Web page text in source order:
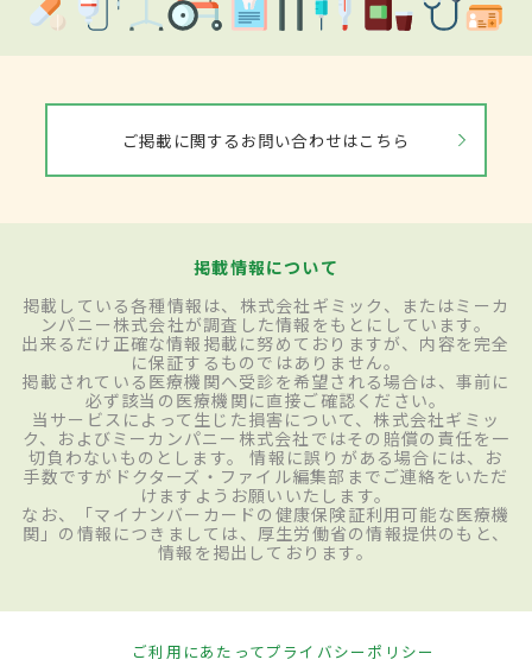
ご掲載に関するお問い合わせはこちら
掲載情報について
掲載している各種情報は、株式会社ギミック、またはミーカ
ンパニー株式会社が調査した情報をもとにしています。
出来るだけ正確な情報掲載に努めておりますが、内容を完全
に保証するものではありません。
掲載されている医療機関へ受診を希望される場合は、事前に
必ず該当の医療機関に直接ご確認ください。
当サービスによって生じた損害について、株式会社ギミッ
ク、およびミーカンパニー株式会社ではその賠償の責任を一
切負わないものとします。 情報に誤りがある場合には、お
手数ですがドクターズ・ファイル編集部までご連絡をいただ
けますようお願いいたします。
なお、「マイナンバーカードの健康保険証利用可能な医療機
関」の情報につきましては、厚生労働省の情報提供のもと、
情報を掲出しております。
ご利用にあたってプライバシーポリシー